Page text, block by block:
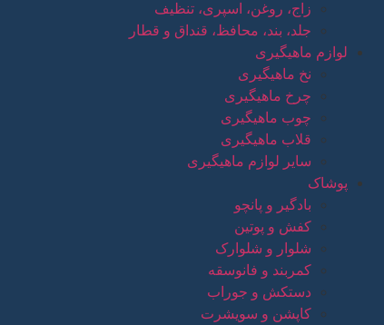
زاج، روغن، اسپری، تنظیف
جلد، بند، محافظ، قنداق و قطار
لوازم ماهیگیری
نخ ماهیگیری
چرخ ماهیگیری
چوب ماهیگیری
قلاب ماهیگیری
سایر لوازم ماهیگیری
پوشاک
بادگیر و پانچو
کفش و پوتین
شلوار و شلوارک
کمربند و فانوسقه
دستکش و جوراب
کاپشن و سویشرت